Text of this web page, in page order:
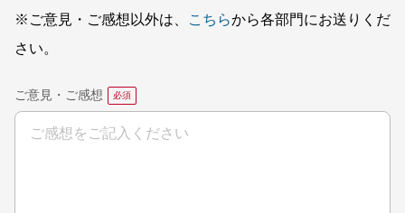
※ご意見・ご感想以外は、
こちらから各部門にお送りくだ
さい。
ご意見・ご感想